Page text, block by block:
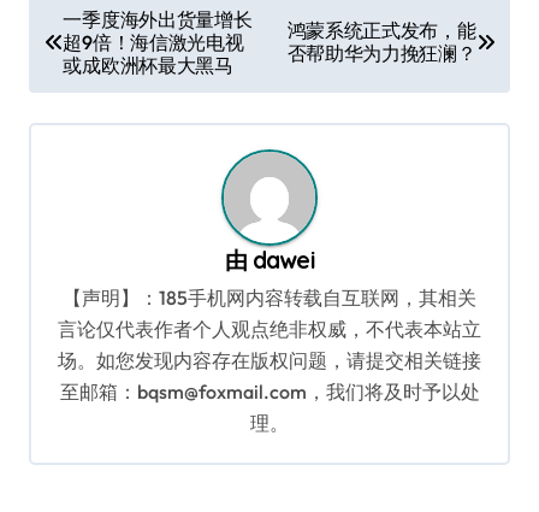
章
导
航
一季度海外出货量增长
超9倍！海信激光电视
或成欧洲杯最大黑马
鸿蒙系统正式发布，能
否帮助华为力挽狂澜？
由 dawei
【声明】：185手机网内容转载自互联网，其相关
言论仅代表作者个人观点绝非权威，不代表本站立
场。如您发现内容存在版权问题，请提交相关链接
至邮箱：bqsm@foxmail.com，我们将及时予以处
理。